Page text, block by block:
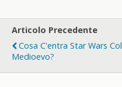
Articolo Precedente
Cosa C'entra Star Wars Col
Medioevo?